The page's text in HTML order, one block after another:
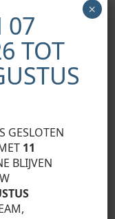
met
rechte connector.
07
TOT
GESLOTEN
11
BLIJVEN
×